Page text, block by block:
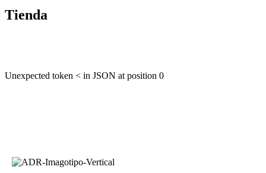
Tienda
Unexpected token < in JSON at position 0